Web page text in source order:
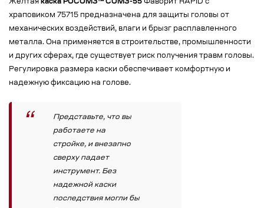
Желтая каска РОСОМЗ™ СОМЗ-55 Фаворит RAPID с
храповиком 75715 предназначена для защиты головы от
механических воздействий, влаги и брызг расплавленного
металла. Она применяется в строительстве, промышленности
и других сферах, где существует риск получения травм головы.
Регулировка размера каски обеспечивает комфортную и
надежную фиксацию на голове.
Представьте, что вы
работаете на
стройке, и внезапно
сверху падает
инструмент. Без
надежной каски
последствия могли бы